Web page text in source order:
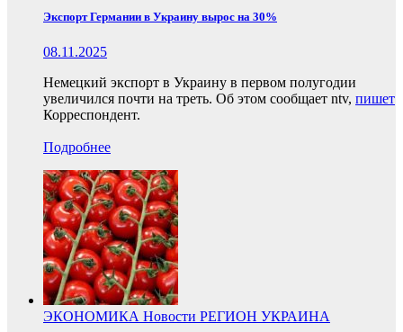
Экспорт Германии в Украину вырос на 30%
08.11.2025
Немецкий экспорт в Украину в первом полугодии
увеличился почти на треть. Об этом сообщает ntv, пишет
Корреспондент.
Подробнее
ЭКОНОМИКА Новости РЕГИОН УКРАИНА